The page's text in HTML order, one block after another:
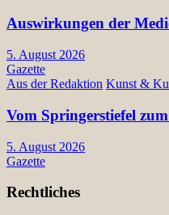
Auswirkungen der
5. August 2026
Gazette
Aus der Redaktion Kunst &
Vom Springerstiefel
5. August 2026
Gazette
Rechtliches